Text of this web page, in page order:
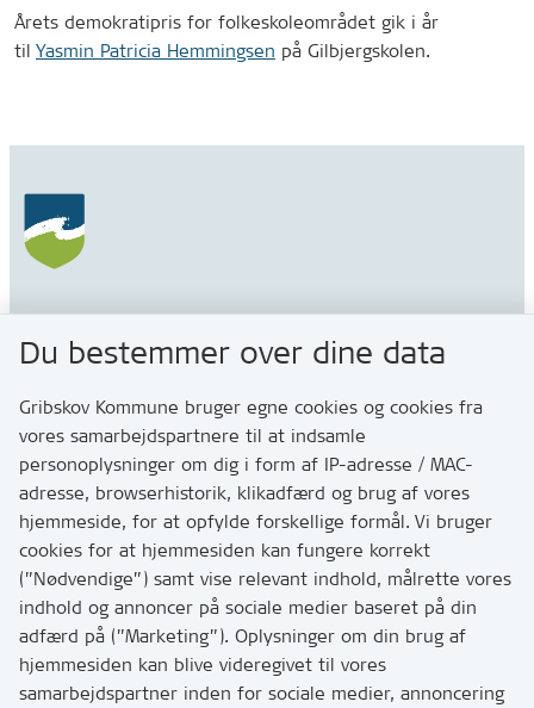
Årets demokratipris for folkeskoleområdet gik i år
til Yasmin Patricia Hemmingsen på Gilbjergskolen.
Gribskov Kommune
3200 Helsinge
Kontakt
Skriv til os via Digital Post
Har du brug for at komme i kontakt med os? Se her
hvordan
Tip os om huller i vejen eller andet
T:7249 6000
Bemærk: vi har mange opkald mellem kl. 10 og 11
Du bestemmer over dine data
Gribskov Kommune bruger egne cookies og cookies fra
vores samarbejdspartnere til at indsamle
personoplysninger om dig i form af IP-adresse / MAC-
adresse, browserhistorik, klikadfærd og brug af vores
hjemmeside, for at opfylde forskellige formål. Vi bruger
cookies for at hjemmesiden kan fungere korrekt
(”Nødvendige”) samt vise relevant indhold, målrette vores
indhold og annoncer på sociale medier baseret på din
adfærd på (”Marketing”). Oplysninger om din brug af
hjemmesiden kan blive videregivet til vores
samarbejdspartner inden for sociale medier, annoncering